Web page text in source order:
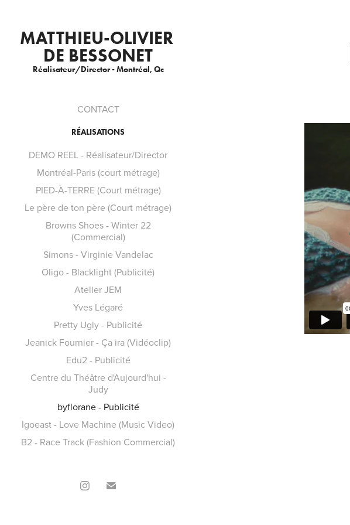
MATTHIEU-OLIVIER
DE BESSONET
Réalisateur/Director - Montréal, Qc
CONTACT
RÉALISATIONS
DEMO REEL - Réalisateur/Director
Montréal-Paris (court métrage)
PIED-À-TERRE (Court métrage)
Le père de ton père (Court métrage)
Browns Shoes - Winter 22
(Commercial)
Simons - Virginie Vandelac
Oligo - Blacklight (Publicité)
Atelier JEM
Yves Légaré
Pretty Ugly - Publicité
Jeanick Fournier - Ça ira (Vidéoclip)
Edu2 - Publicité
Centre du Théâtre d'Aujourd'hui -
Judy
byflorane - Publicité
Igoeast - Love Machine (Music Video)
B2 - Race Track (Fashion Commercial)